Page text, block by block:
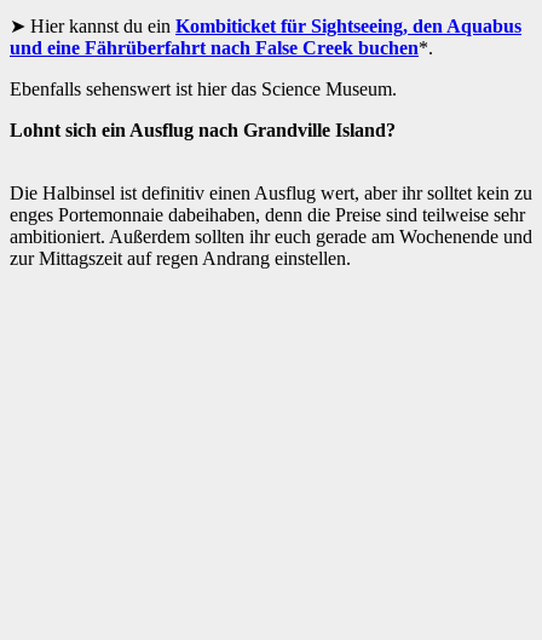
Hier kannst du ein Kombiticket für Sightseeing, den Aquabus
und eine Fährüberfahrt nach False Creek buchen*.
Ebenfalls sehenswert ist hier das Science Museum.
Lohnt sich ein Ausflug nach Grandville Island?
Die Halbinsel ist definitiv einen Ausflug wert, aber ihr solltet kein zu
enges Portemonnaie dabeihaben, denn die Preise sind teilweise sehr
ambitioniert. Außerdem sollten ihr euch gerade am Wochenende und
zur Mittagszeit auf regen Andrang einstellen.